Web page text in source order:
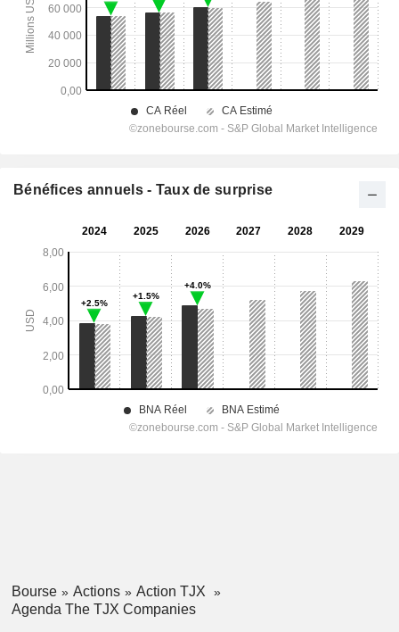
Bénéfices annuels - Taux de surprise
Bourse Actions
Action TJX
Agenda The TJX Companies